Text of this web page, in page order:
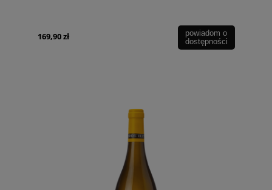
169,90 zł
powiadom o
dostępności